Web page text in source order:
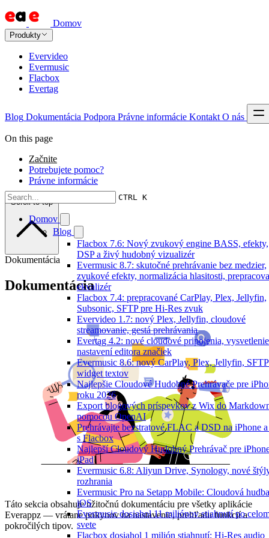
Domov
Produkty
Evervideo
Evermusic
Flacbox
Evertag
Blog Dokumentácia Podpora Právne informácie Kontakt O nás
CTRL K
Domov
Blog
Flacbox 7.6: Nový zvukový engine BASS, efekty,
DSP a živý hudobný vizualizér
Evermusic 8.7: skutočné prehrávanie bez medzier,
zvukové efekty, normalizácia hlasitosti,
ekvalizér
Flacbox 7.4: prepracované CarPlay, Plex, Jellyfin,
Subsonic, SFTP pre Hi-Res zvuk
Evervideo 1.7: nový Plex, Jellyfin, cloudové
streamovanie, gestá prehrávania
Evertag 4.2: nové cloudové pripojenia, vysvetlenie
nastavení editora značiek
Evermusic 8.6: nový CarPlay, Plex, Jellyfin,
widget textov
Najlepšie Cloudové Hudobné Prehrávače pre
roku 2026
Export blogových príspevkov z Wix do
pomocou OpenAI
Prehrávajte bezstratové FLAC a DSD na iPhone
s Flacbox
Najlepší Cloudový Hudobný Prehrávač pre
iPad
Evermusic 6.8: Aliyun Drive, Synology, nové
rozhrania
Evermusic Pro na Setapp Mobile: Cloudová
iOS
Evermusic dosiahol 11 miliónov stiahnutí po
svete
Flacbox dosiahol 1 milión stiahnutí: Hi-Res audio
On this page
Začnite
Potrebujete pomoc?
Právne informácie
Scroll to top
Dokumentácia
Dokumentácia
Táto sekcia obsahuje užitočnú dokumentáciu pre všetky aplikácie
Everappz — vrátane pokynov na nastavenie, prehľadu funkcií a
pokročilých tipov.